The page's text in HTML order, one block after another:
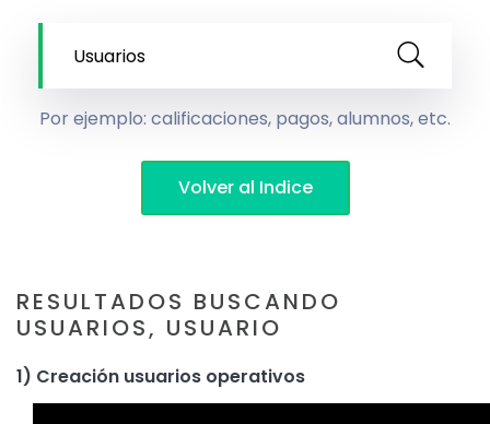
Por ejemplo: calificaciones, pagos, alumnos, etc.
Volver al Indice
RESULTADOS BUSCANDO
USUARIOS, USUARIO
1) Creación usuarios operativos